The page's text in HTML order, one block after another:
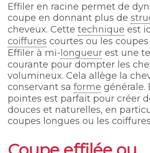
Effiler en racine permet de
coupe en donnant plus de
cheveux. Cette technique est
coiffures courtes ou les
Effiler à mi- longueur est une
courante pour dompter les
volumineux. Cela allège la
conservant sa forme générale.
pointes est parfait pour créer
douces et naturelles, en
coupes longues ou les